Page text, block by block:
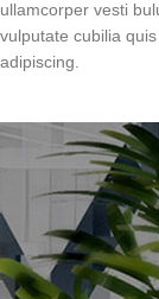
ullamcorper vesti
vulputate cubilia
adipiscing.